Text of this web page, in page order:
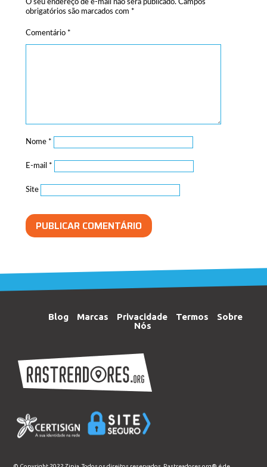
O seu endereço de e-mail não será publicado. Campos
obrigatórios são marcados com *
Comentário *
Nome *
E-mail *
Site
Blog Marcas Privacidade Termos
Sobre
Nós